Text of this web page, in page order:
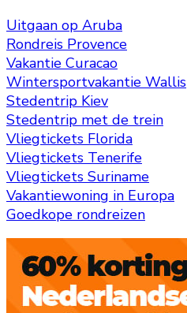
Uitgaan op Aruba
Rondreis Provence
Vakantie Curacao
Wintersportvakantie Wallis
Stedentrip Kiev
Stedentrip met de trein
Vliegtickets Florida
Vliegtickets Tenerife
Vliegtickets Suriname
Vakantiewoning in Europa
Goedkope rondreizen